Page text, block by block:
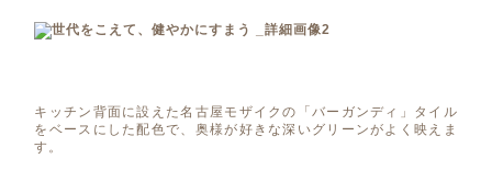
キッチン背面に設えた名古屋モザイクの「バーガンディ」タイル
をベースにした配色で、奥様が好きな深いグリーンがよく映えま
す。